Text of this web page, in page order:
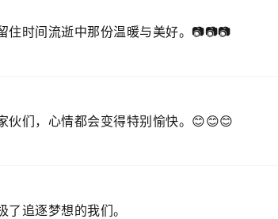
住时间流逝中那份温暖与美好。📷📷📷